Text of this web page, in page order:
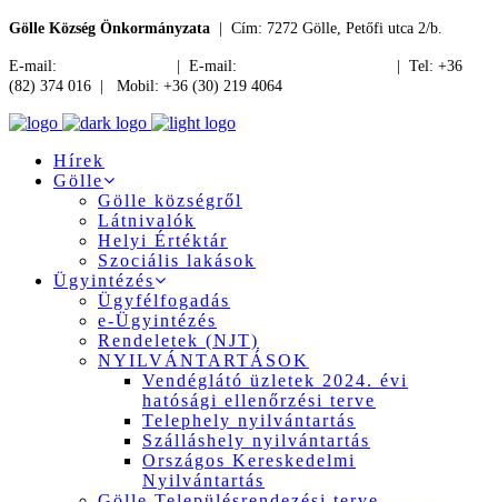
Gölle Község Önkormányzata | Cím: 7272 Gölle, Petőfi utca 2/b.
E-mail: | E-mail:
| Tel: +36
(82) 374 016 | Mobil: +36 (30) 219 4064
Hírek
Gölle
Gölle községről
Látnivalók
Helyi Értéktár
Szociális lakások
Ügyintézés
Ügyfélfogadás
e-Ügyintézés
Rendeletek (NJT)
NYILVÁNTARTÁSOK
Vendéglátó üzletek 2024. évi
hatósági ellenőrzési terve
Telephely nyilvántartás
Szálláshely nyilvántartás
Országos Kereskedelmi
Nyilvántartás